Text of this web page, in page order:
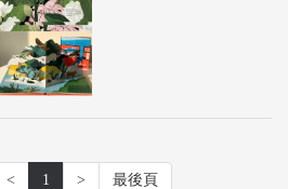
< 1 > 最後頁